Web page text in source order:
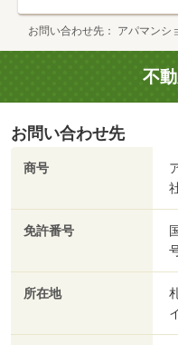
お問い合わせ先 アパマン
不
お問い合わせ先
商号
免許番号
所在地